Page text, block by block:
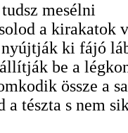
mesélni
a kirakatok
ki fájó
be a
össze a
a tészta s nem